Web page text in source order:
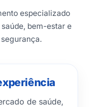
especializado
bem-estar e
de saúde,